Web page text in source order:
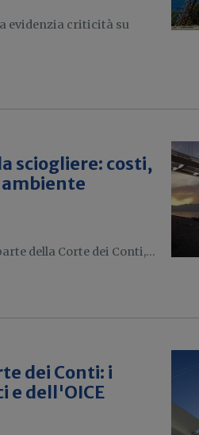
evidenzia criticità su
sciogliere: costi,
della Corte dei Conti,...
dei Conti: i
e dell'OICE